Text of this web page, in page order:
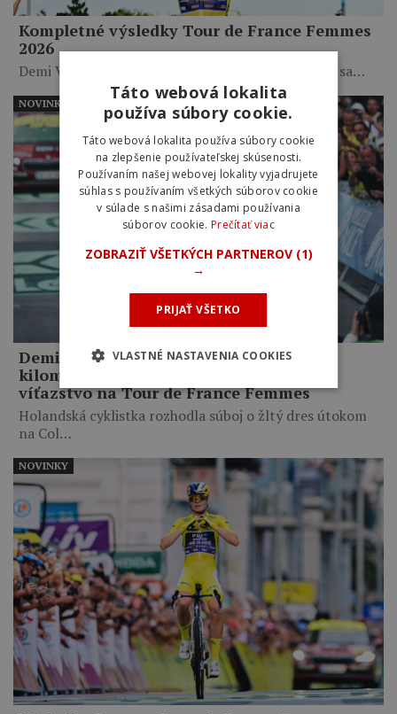
Kompletné výsledky Tour de France Femmes
2026
Demi Vollering získala svoj druhý žltý dres a stala sa…
Demi Vollering triumfovala po 15-
kilometrovom sóle a zavŕšila celkové
víťazstvo na Tour de France Femmes
Holandská cyklistka rozhodla súboj o žltý dres útokom
na Col…
NOVINKY
NOVINKY
Táto webová lokalita
používa súbory cookie.
Táto webová lokalita používa súbory cookie
na zlepšenie používateľskej skúsenosti.
Používaním našej webovej lokality vyjadrujete
súhlas s používaním všetkých súborov cookie
v súlade s našimi zásadami používania
súborov cookie. Prečítať viac
ZOBRAZIŤ VŠETKÝCH PARTNEROV (1)
→
PRIJAŤ VŠETKO
VLASTNÉ NASTAVENIA COOKIES